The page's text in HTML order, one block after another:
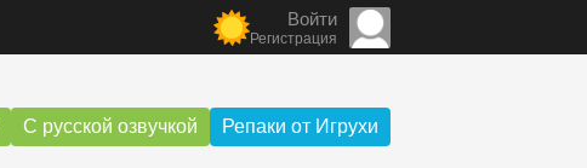
Войти
Регистрация
С русской озвучкой Репаки от Игрухи